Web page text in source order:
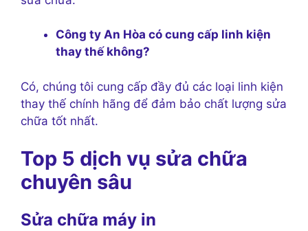
Công ty An Hòa có cung cấp linh kiện
thay thế không?
Có, chúng tôi cung cấp đầy đủ các loại linh kiện
thay thế chính hãng để đảm bảo chất lượng sửa
chữa tốt nhất.
Top 5 dịch vụ sửa chữa
chuyên sâu
Sửa chữa máy in